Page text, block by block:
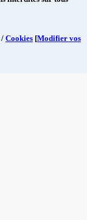
/ Cookies [Modifier vos